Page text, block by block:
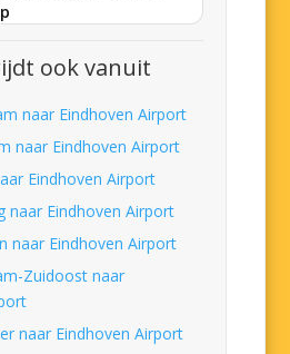
ook vanuit
naar Eindhoven Airport
naar Eindhoven Airport
Eindhoven Airport
naar Eindhoven Airport
naar Eindhoven Airport
Zuidoost naar
naar Eindhoven Airport